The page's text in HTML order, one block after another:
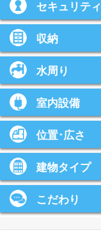
セキュリティ
収納
水周り
室内設備
位置･広さ
建物タイプ
こだわり